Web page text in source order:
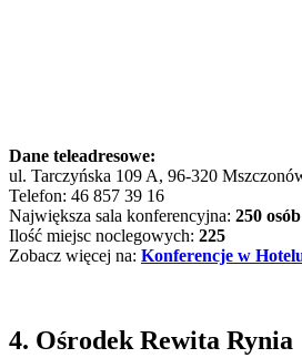
Dane teleadresowe:
ul. Tarczyńska 109 A, 96-320
Telefon: 46 857 39 16
Największa sala konferencyjna: 250 osób
Ilość miejsc noclegowych: 225
Zobacz więcej na: Konferencje w
4. Ośrodek Rewita Rynia